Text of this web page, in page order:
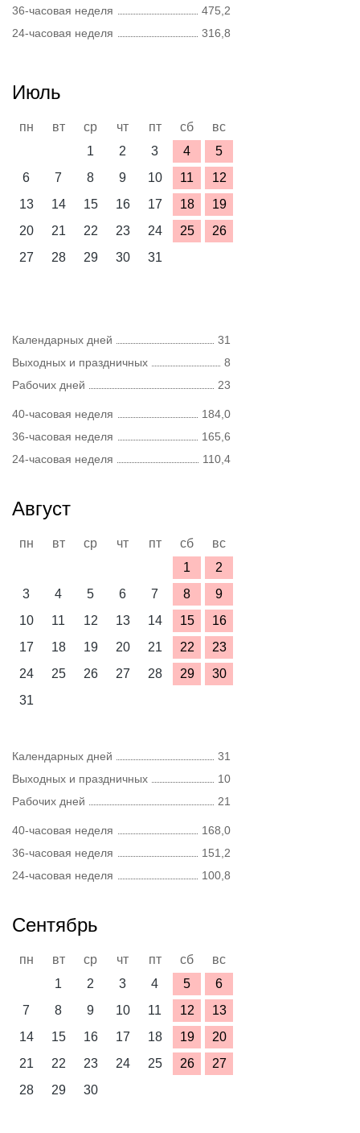
36-часовая неделя
475,2
24-часовая неделя
316,8
Июль
пн вт ср чт пт сб
вс
1
2 3 4
5
6
7 8 9 10 11
12
13
14 15 16 17 18
19
20
21 22 23 24 25
26
27
28 29 30 31
Календарных дней
31
Выходных и праздничных
8
Рабочих дней
23
40-часовая неделя
184,0
36-часовая неделя
165,6
24-часовая неделя
110,4
Август
пн вт ср чт пт сб
вс
1
2
3
4 5 6 7 8
9
10
11 12 13 14 15
16
17
18 19 20 21 22
23
24
25 26 27 28 29
30
31
Календарных дней
31
Выходных и праздничных
10
Рабочих дней
21
40-часовая неделя
168,0
36-часовая неделя
151,2
24-часовая неделя
100,8
Сентябрь
пн вт ср чт пт сб
вс
1
2 3 4 5
6
7
8 9 10 11 12
13
14
15 16 17 18 19
20
21
22 23 24 25 26
27
28
29 30